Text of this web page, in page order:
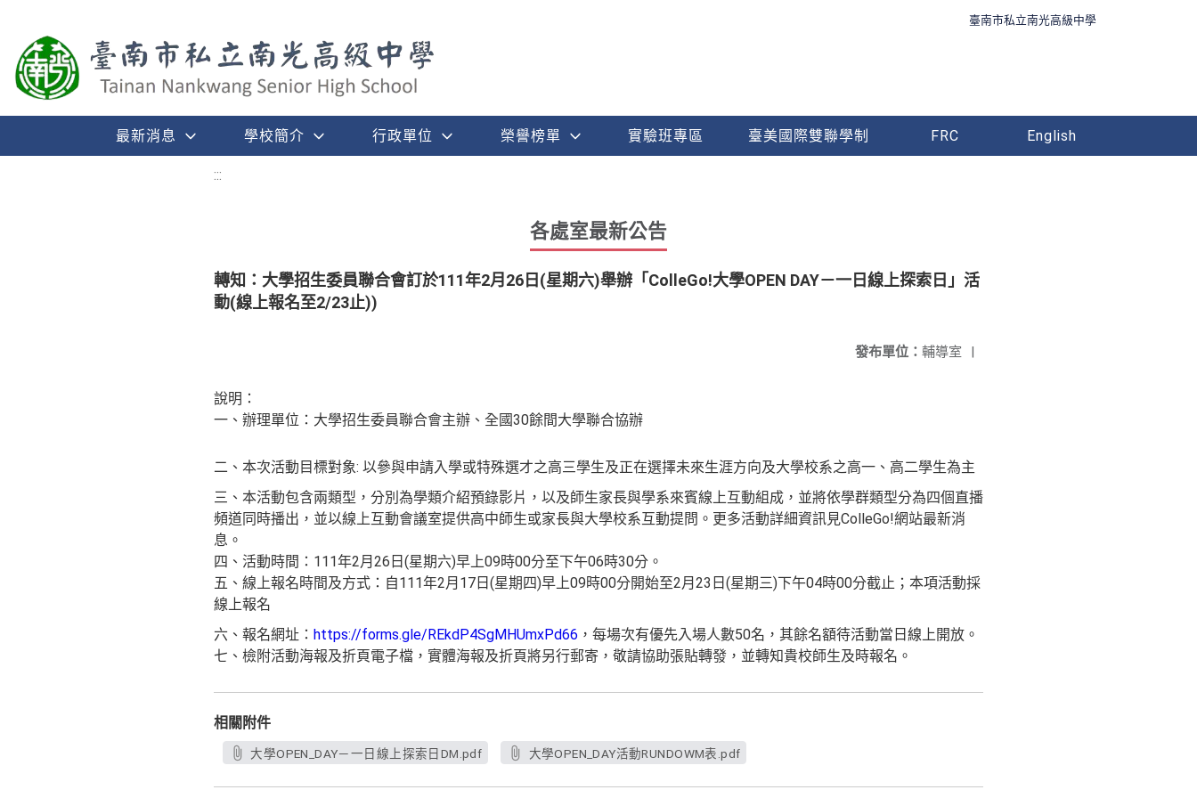
臺南市私立南光高級中學
最新消息 學校簡介 行政單位 榮譽榜單 實驗班專區 臺美國際雙聯學制 FRC English
:::
各處室最新公告
轉知：大學招生委員聯合會訂於111年2月26日(星期六)舉辦「ColleGo!大學OPEN DAY－一日線上探索日」活
動(線上報名至2/23止))
發布單位： 輔導室 |
說明：
一、辦理單位：大學招生委員聯合會主辦、全國30餘間大學聯合協辦
二、本次活動目標對象: 以參與申請入學或特殊選才之高三學生及正在選擇未來生涯方向及大學校系之高一、高二學生為主
三、本活動包含兩類型，分別為學類介紹預錄影片，以及師生家長與學系來賓線上互動組成，並將依學群類型分為四個直播
頻道同時播出，並以線上互動會議室提供高中師生或家長與大學校系互動提問。更多活動詳細資訊見ColleGo!網站最新消
息。
四、活動時間：111年2月26日(星期六)早上09時00分至下午06時30分。
五、線上報名時間及方式：自111年2月17日(星期四)早上09時00分開始至2月23日(星期三)下午04時00分截止；本項活動採
線上報名
六、報名網址： https://forms.gle/REkdP4SgMHUmxPd66 ，每場次有優先入場人數50名，其餘名額待活動當日線上開放。
七、檢附活動海報及折頁電子檔，實體海報及折頁將另行郵寄，敬請協助張貼轉發，並轉知貴校師生及時報名。
相關附件
大學OPEN_DAY－一日線上探索日DM.pdf 大學OPEN_DAY活動RUNDOWM表.pdf